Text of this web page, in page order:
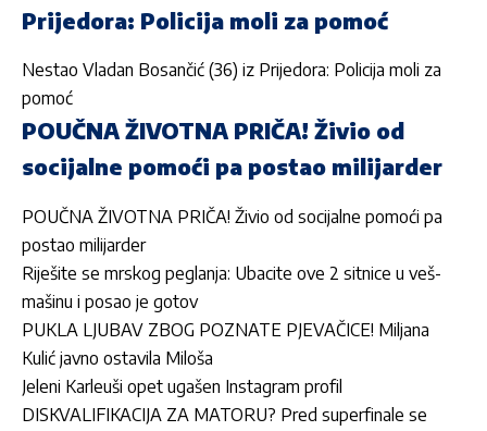
Prijedora: Policija moli za pomoć
Nestao Vladan Bosančić (36) iz Prijedora: Policija moli za
pomoć
POUČNA ŽIVOTNA PRIČA! Živio od
socijalne pomoći pa postao milijarder
POUČNA ŽIVOTNA PRIČA! Živio od socijalne pomoći pa
postao milijarder
Riješite se mrskog peglanja: Ubacite ove 2 sitnice u veš-
mašinu i posao je gotov
PUKLA LJUBAV ZBOG POZNATE PJEVAČICE! Miljana
Kulić javno ostavila Miloša
Jeleni Karleuši opet ugašen Instagram profil
DISKVALIFIKACIJA ZA MATORU? Pred superfinale se